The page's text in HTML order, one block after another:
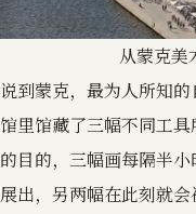
从蒙克美
说到蒙克，最为人所知
馆里馆藏了三幅不同工
的目的，三幅画每隔半
展出，另两幅在此刻就